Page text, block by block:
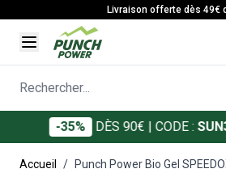
Livraison offerte dès 49€
Rechercher...
DÈS 90€| CODE :SUN35
Accueil / Punch Power Bio Gel